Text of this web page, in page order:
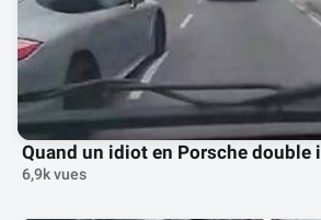
Quand un idiot en Porsche double
6,9k vues